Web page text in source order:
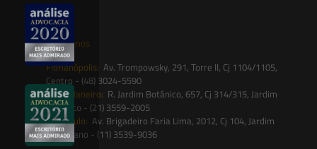
contato@saesadvogados.com.br
Onde estamos
Florianópolis: Av. Trompowsky, 291, Torre II, Cj 1104/1105,
Centro - (48) 3024-5590
Rio de Janeiro: R. Jardim Botânico, 657, Cj 314/315, Jardim
Botânico - (21) 3559-2005
São Paulo: Av. Brigadeiro Faria Lima, 2012, Cj 104, Jardim
Paulistano - (11) 3539-9036